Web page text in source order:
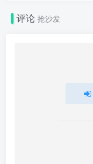
评论抢沙发